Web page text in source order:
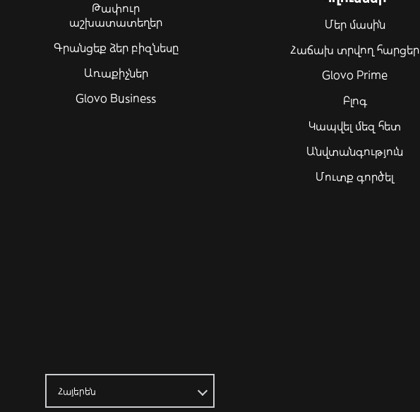
Թափուր
աշխատատեղեր
Գրանցեք ձեր բիզնեսը
Առաքիչներ
Glovo Business
Մեր մասին
Հաճախ տրվող հարցեր
Glovo Prime
Բլոգ
Կապվել մեզ հետ
Անվտանգություն
Մուտք գործել